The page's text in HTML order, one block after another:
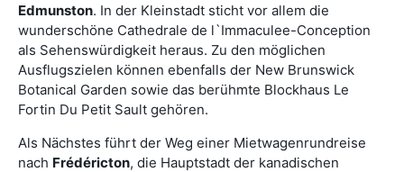
Edmunston. In der Kleinstadt sticht vor allem die
wunderschöne Cathedrale de l`Immaculee-Conception
als Sehenswürdigkeit heraus. Zu den möglichen
Ausflugszielen können ebenfalls der New Brunswick
Botanical Garden sowie das berühmte Blockhaus Le
Fortin Du Petit Sault gehören.
Als Nächstes führt der Weg einer Mietwagenrundreise
nach Frédéricton, die Hauptstadt der kanadischen